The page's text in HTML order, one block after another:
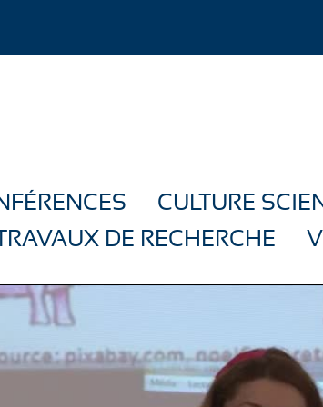
CULTURE
DE RECHERCHE